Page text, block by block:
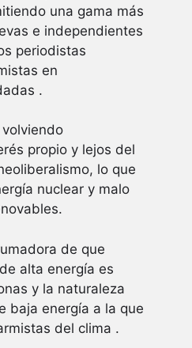
una gama más
e independientes
periodistas
en
.
propio y lejos del
lo que
nuclear y malo
de que
alta energía es
y la naturaleza
baja energía a la que
del clima .